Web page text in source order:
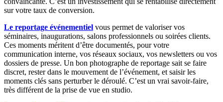
sur votre taux de conversion.
Le reportage événementiel vous permet de valoriser vos
séminaires, inaugurations, salons professionnels ou soirées clients.
Ces moments méritent d’être documentés, pour votre
communication interne, vos réseaux sociaux, vos newsletters ou vos
dossiers de presse. Un bon photographe de reportage sait se faire
discret, rester dans le mouvement de l’événement, et saisir les
moments clés sans perturber le déroulé. C’est un vrai savoir-faire,
très différent de la prise de vue en studio.